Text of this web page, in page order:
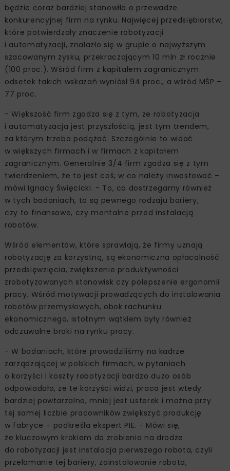
będzie coraz bardziej stanowiła o przewadze
konkurencyjnej firm na rynku. Najwięcej przedsiębiorstw,
które potwierdzały znaczenie robotyzacji
i automatyzacji, znalazło się w grupie o najwyższym
szacowanym zysku, przekraczającym 10 mln zł rocznie
(100 proc.). Wśród firm z kapitałem zagranicznym
odsetek takich wskazań wyniósł 94 proc., a wśród MŚP –
77 proc.
- Większość firm zgadza się z tym, że robotyzacja
i automatyzacja jest przyszłością, jest tym trendem,
za którym trzeba podążać. Szczególnie to widać
w większych firmach i w firmach z kapitałem
zagranicznym. Generalnie 3/4 firm zgadza się z tym
twierdzeniem, że to jest coś, w co należy inwestować –
mówi Ignacy Święcicki. - To, co dostrzegamy również
w tych badaniach, to są pewnego rodzaju bariery,
czy to finansowe, czy mentalne przed instalacją
robotów.
Wśród elementów, które sprawiają, że firmy uznają
robotyzację za korzystną, są ekonomiczna opłacalność
przedsięwzięcia, zwiększenie produktywności
zrobotyzowanych stanowisk czy polepszenie ergonomii
pracy. Wśród motywacji prowadzących do instalowania
robotów przemysłowych, obok rachunku
ekonomicznego, istotnym wątkiem były również
odczuwalne braki na rynku pracy.
- W badaniach, które prowadziliśmy na kadrze
zarządzającej w polskich firmach, w pytaniach
o korzyści i koszty robotyzacji bardzo dużo osób
odpowiadało, że te korzyści widzi, praca jest wtedy
bardziej powtarzalna, mniej jest usterek i można przy
tej samej liczbie pracowników zwiększyć produkcję
w fabryce – podkreśla ekspert PIE. - Mówi się,
że kluczowym krokiem do zrobienia na drodze
do robotyzacji jest instalacja pierwszego robota, czyli
przełamanie tej bariery, zainstalowanie robota,